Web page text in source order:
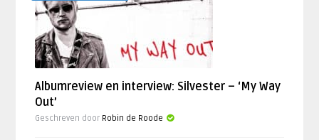
Albumreview en interview: Silvester – ‘My Way
Out’
Geschreven door Robin de Roode